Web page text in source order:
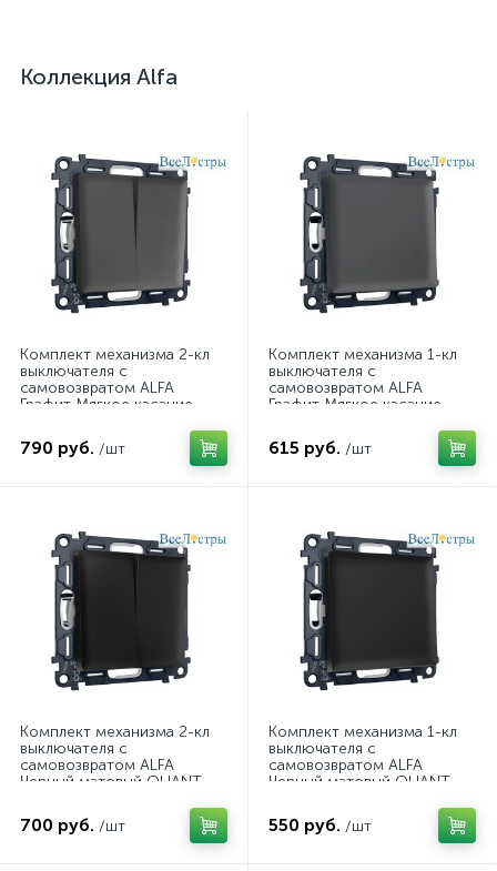
Коллекция Alfa
Комплект механизма 2-кл
выключателя с
самовозвратом ALFA
Графит Мягкое касание
MA903050 (AP9030,
VM129)
790 руб. /шт
Комплект механизма 1-кл
выключателя с
самовозвратом ALFA
Графит Мягкое касание
MA901050 (AP9010, VM113)
615 руб. /шт
Комплект механизма 2-кл
выключателя с
самовозвратом ALFA
Черный матовый QUANT
(AP8030, VM129)
700 руб. /шт
Комплект механизма 1-кл
выключателя с
самовозвратом ALFA
Черный матовый QUANT
(AP8010, VM113)
550 руб. /шт